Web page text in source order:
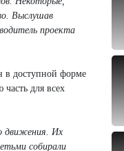
Выслушав
проекта
в доступной форме
для всех
движения. Их
собирали